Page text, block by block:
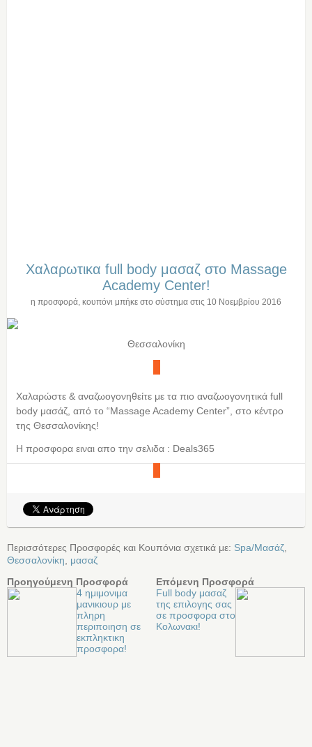
Χαλαρωτικα full body μασαζ στο Μassage
Academy Center!
η προσφορά, κουπόνι μπήκε στο σύστημα στις 10 Νοεμβρίου 2016
Θεσσαλονίκη
Xαλαρώστε & αναζωογονηθείτε με τα πιο αναζωογονητικά full
body μασάζ, από το “Massage Academy Center”, στο κέντρο
της Θεσσαλονίκης!
Η προσφορα ειναι απο την σελιδα : Deals365
Περισσότερες Προσφορές και Κουπόνια σχετικά με: Spa/Μασάζ
Θεσσαλονίκη
μασαζ
Προηγούμενη Προσφορά
4 ημιμονιμα
μανικιουρ με
πληρη
περιποιηση σε
εκπληκτικη
προσφορα!
Επόμενη Προσφορά
Full body μασαζ
της επιλογης σας
σε προσφορα στο
Κολωνακι!